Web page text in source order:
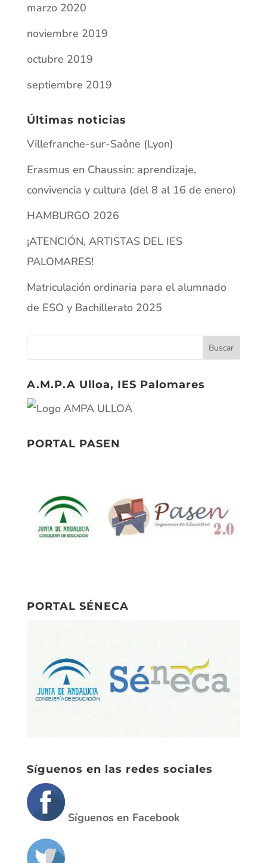
marzo 2020
noviembre 2019
octubre 2019
septiembre 2019
Últimas noticias
Villefranche-sur-Saône (Lyon)
Erasmus en Chaussin: aprendizaje,
convivencia y cultura (del 8 al 16 de enero)
HAMBURGO 2026
¡ATENCIÓN, ARTISTAS DEL IES
PALOMARES!
Matriculación ordinaria para el alumnado
de ESO y Bachillerato 2025
A.M.P.A Ulloa, IES Palomares
PORTAL PASEN
PORTAL SÉNECA
Síguenos en las redes sociales
Síguenos en Facebook